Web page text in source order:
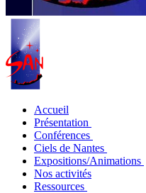
Accueil
Présentation
Conférences
Ciels de Nantes
Expositions/Animations
Nos activités
Ressources